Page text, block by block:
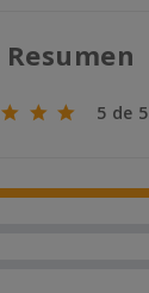
5 de 5
(1)